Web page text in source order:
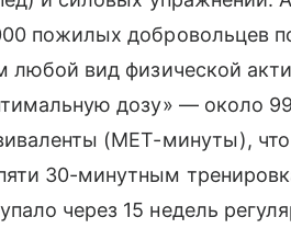
пожилых добровольцев
любой вид физической
дозу» — около
(MET-минуты),
30-минутным
через 15 недель